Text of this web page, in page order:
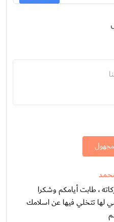
، طابت أيامكم وشكرا
لها تتخلي فيها عن اسلامك